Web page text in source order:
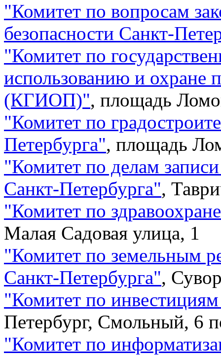
"Комитет по вопросам
безопасности Санкт-
"Комитет по
использованию и охране
(КГИОП)", площадь
"Комитет по
Петербурга", площадь
"Комитет по делам
Санкт-Петербурга",
"Комитет по
Малая Садовая улица, 1
"Комитет по земельным
Санкт-Петербурга",
"Комитет по
Петербург, Смольный, 6
"Комитет по